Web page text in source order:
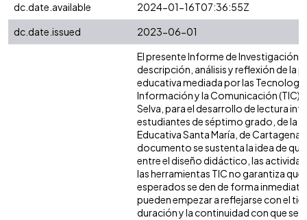
dc.date.available
2024-01-16T07:36:55Z
dc.date.issued
2023-06-01
El presente Informe de Investigación
descripción, análisis y reflexión de la
educativa mediada por las
Información y la Comunicación (TIC),
Selva, para el desarrollo de lectura
estudiantes de séptimo grado, de la
Educativa Santa María, de Cartagena.
documento se sustenta la idea de
entre el diseño didáctico, las
las herramientas TIC no garantiza
esperados se den de forma
pueden empezar a reflejarse con el
duración y la continuidad con que se